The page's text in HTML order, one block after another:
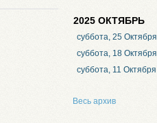
2025 ОКТЯБРЬ
суббота, 25 Октября
суббота, 18 Октября
суббота, 11 Октября
Весь архив